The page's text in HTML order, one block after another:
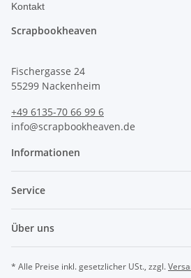
Kontakt
Scrapbookheaven
Fischergasse 24
55299 Nackenheim
+49 6135-70 66 99 6
info@scrapbookheaven.de
Informationen
Service
Über uns
* Alle Preise inkl. gesetzlicher USt., zzgl.